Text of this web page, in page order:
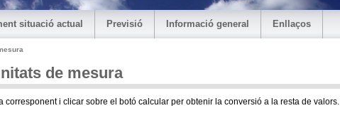
situació actual Previsió Informació general Enllaços
de mesura
corresponent i clicar sobre el botó calcular per obtenir la conversió a la resta de valors.